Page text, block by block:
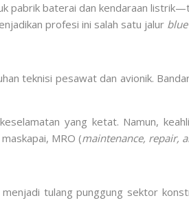
baterai dan kendaraan
profesi ini salah satu jalur
teknisi pesawat dan avionik.
yang ketat. Namun,
MRO (maintenance, repair,
tulang punggung sektor